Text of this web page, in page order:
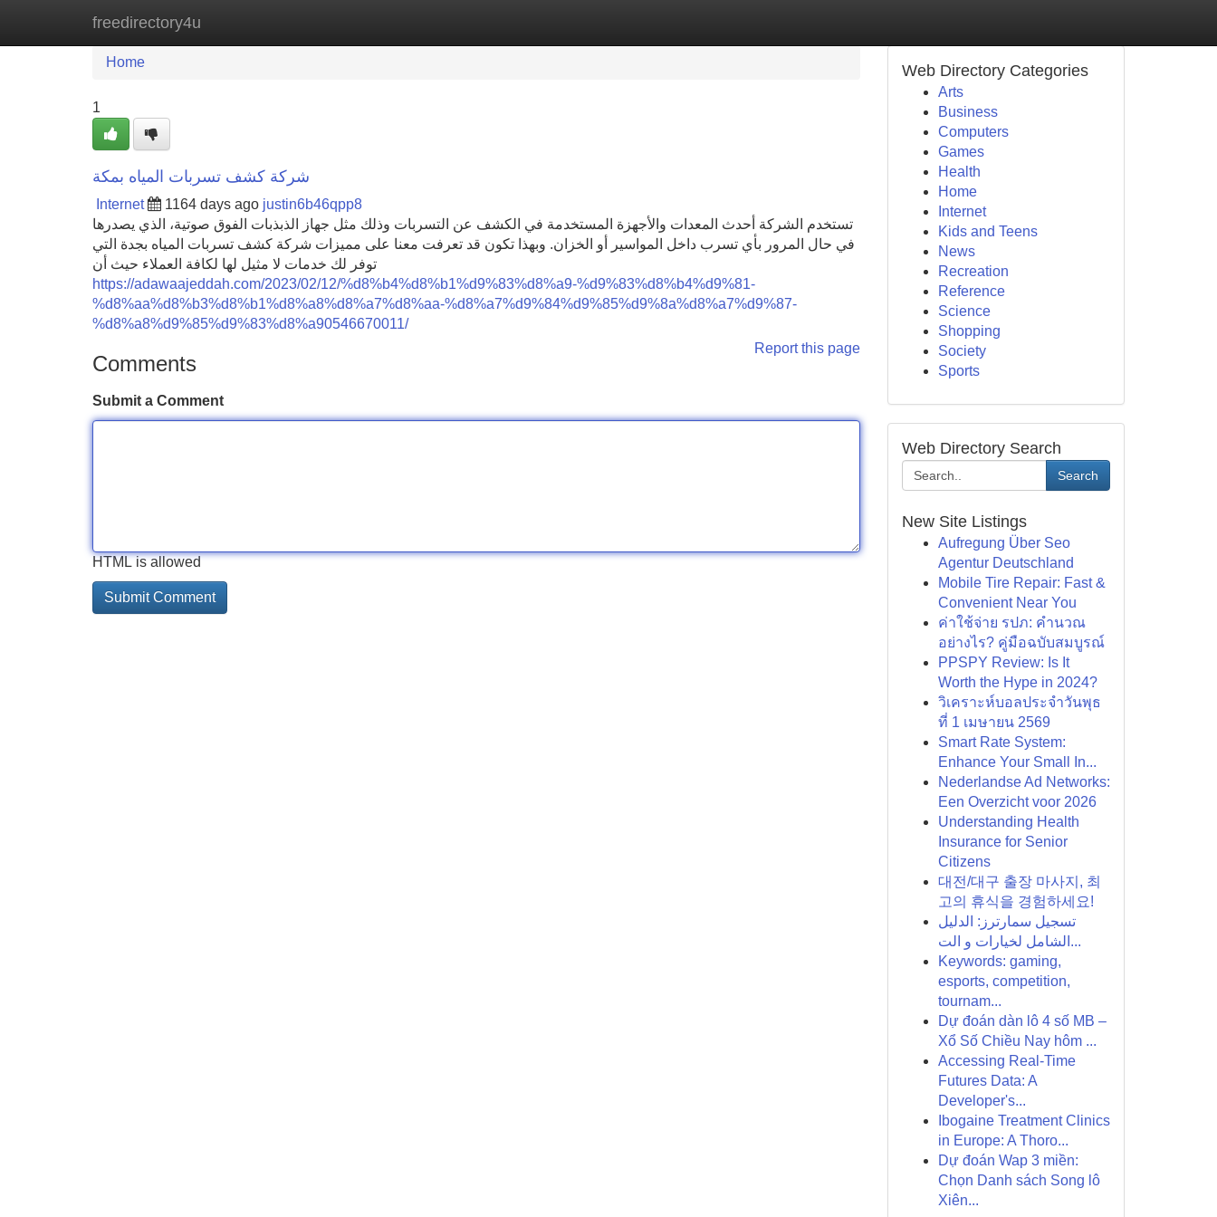
freedirectory4u
Home New Site Listings
Home
1
شركة كشف تسربات المياه بمكة
Internet 1164 days ago justin6b46qpp8
تستخدم الشركة أحدث المعدات والأجهزة المستخدمة في الكشف عن التسربات وذلك مثل جهاز الذبذبات الفوق صوتية، الذي يصدرها
في حال المرور بأي تسرب داخل المواسير أو الخزان. وبهذا تكون قد تعرفت معنا على مميزات شركة كشف تسربات المياه بجدة التي
توفر لك خدمات لا مثيل لها لكافة العملاء حيث أن
https://adawaajeddah.com/2023/02/12/%d8%b4%d8%b1%d9%83%d8%a9-%d9%83%d8%b4%d9%81-
%d8%aa%d8%b3%d8%b1%d8%a8%d8%a7%d8%aa-%d8%a7%d9%84%d9%85%d9%8a%d8%a7%d9%87-
%d8%a8%d9%85%d9%83%d8%a90546670011/
Report this page
Comments
Submit a Comment
HTML is allowed
Web Directory Categories
Arts
Business
Computers
Games
Health
Home
Internet
Kids and Teens
News
Recreation
Reference
Science
Shopping
Society
Sports
Web Directory Search
Search
New Site Listings
Aufregung Über Seo
Agentur Deutschland
Mobile Tire Repair: Fast &
Convenient Near You
ค่าใช้จ่าย รปภ: คำนวณ
อย่างไร? คู่มือฉบับสมบูรณ์
PPSPY Review: Is It
Worth the Hype in 2024?
วิเคราะห์บอลประจำวันพุธ
ที่ 1 เมษายน 2569
Smart Rate System:
Enhance Your Small In...
Nederlandse Ad Networks:
Een Overzicht voor 2026
Understanding Health
Insurance for Senior
Citizens
대전/대구 출장 마사지, 최
고의 휴식을 경험하세요!
تسجيل سمارترز: الدليل
الشامل لخيارات و الت...
Keywords: gaming,
esports, competition,
tournam...
Dự đoán dàn lô 4 số MB –
Xổ Số Chiều Nay hôm ...
Accessing Real-Time
Futures Data: A
Developer's...
Ibogaine Treatment Clinics
in Europe: A Thoro...
Dự đoán Wap 3 miền:
Chọn Danh sách Song lô
Xiên...